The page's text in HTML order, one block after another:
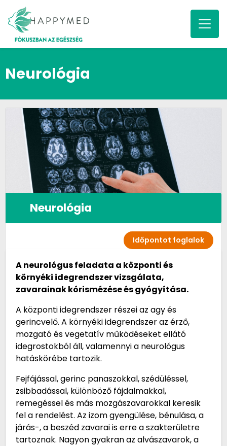
Neurológia
Neurológia
Időpontot foglalok
A neurológus feladata a központi és
környéki idegrendszer vizsgálata,
zavarainak kórismézése és gyógyítása.
A központi idegrendszer részei az agy és
gerincvelő. A környéki idegrendszer az érző,
mozgató és vegetatív működéseket ellátó
idegrostokból áll, valamennyi a neurológus
hatáskörébe tartozik.
Fejfájással, gerinc panaszokkal, szédüléssel,
zsibbadással, különböző fájdalmakkal,
remegéssel és más mozgászavarokkal keresik
fel a rendelést. Az izom gyengülése, bénulása, a
járás-, a beszéd zavarai is erre a szakterületre
tartoznak. Nagyon gyakran az alvászavarok, a